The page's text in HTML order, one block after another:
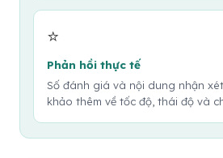
⭐
Phản hồi thực tế
Số đánh giá và nội dung nhận
khảo thêm về tốc độ, thái độ và